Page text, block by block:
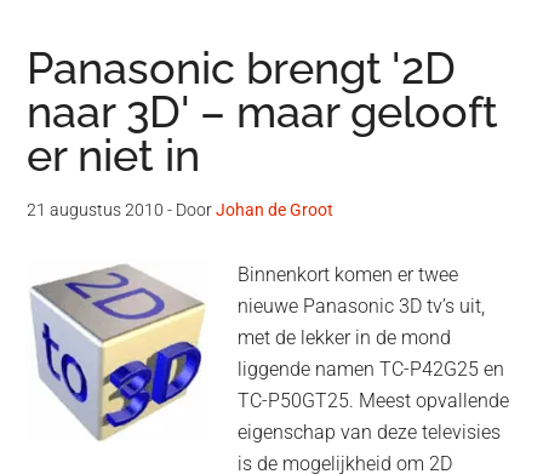
Panasonic brengt '2D
naar 3D' – maar gelooft
er niet in
21 augustus 2010 - DoorJohan de Groot
Binnenkort komen er twee
nieuwe Panasonic 3D tv’s uit,
met de lekker in de mond
liggende namen TC-P42G25 en
TC-P50GT25. Meest opvallende
eigenschap van deze televisies
is de mogelijkheid om 2D